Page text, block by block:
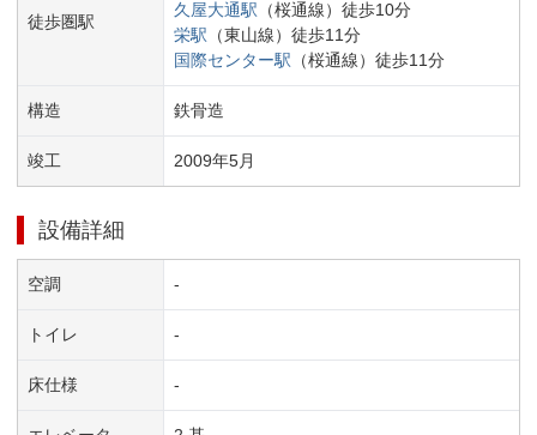
徒歩圏駅
久屋大通駅 （桜通線） 徒歩10分
栄駅 （東山線） 徒歩11分
国際センター駅 （桜通線） 徒歩11分
構造 鉄骨造
竣工 2009年5月
設備詳細
空調 -
トイレ -
床仕様 -